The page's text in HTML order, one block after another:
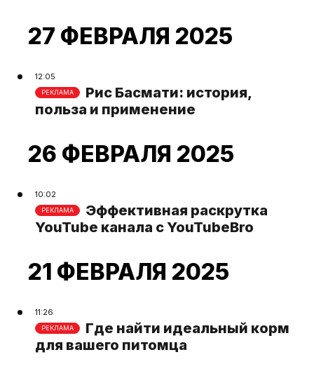
27 ФЕВРАЛЯ 2025
12:05
РЕКЛАМА
Рис Басмати: история,
польза и применение
26 ФЕВРАЛЯ 2025
10:02
РЕКЛАМА
Эффективная раскрутка
YouTube канала с YouTubeBro
21 ФЕВРАЛЯ 2025
11:26
РЕКЛАМА
Где найти идеальный корм
для вашего питомца